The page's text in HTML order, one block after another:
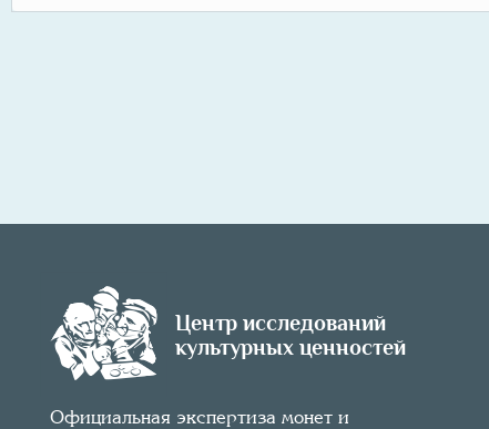
Центр исследований
культурных ценностей
Официальная экспертиза монет и